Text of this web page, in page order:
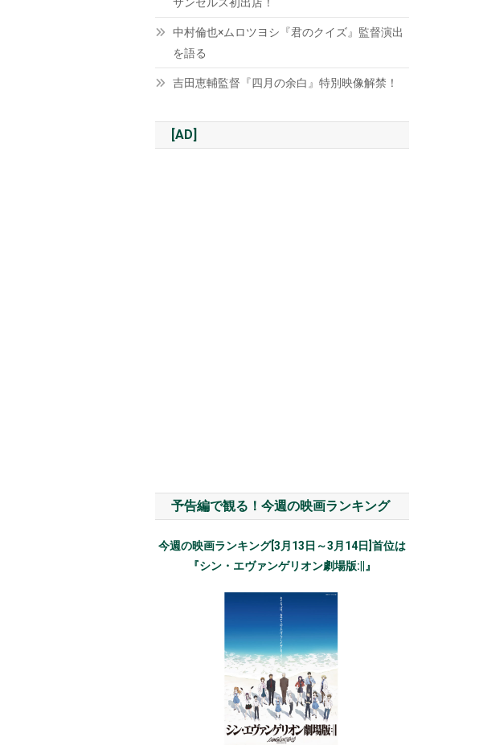
中村倫也×ムロツヨシ『君のクイズ』監督演出
を語る
吉田恵輔監督『四月の余白』特別映像解禁！
[AD]
予告編で観る！今週の映画ランキング
今週の映画ランキング[3月13日～3月14日]首位は
『シン・エヴァンゲリオン劇場版:||』